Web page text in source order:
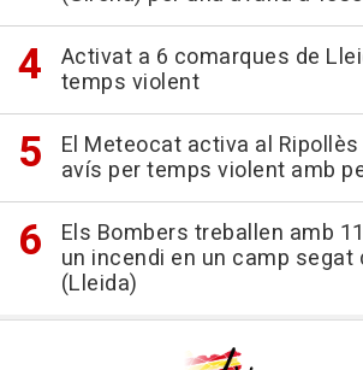
Activat a 6 comarques de
temps violent
El Meteocat activa al
avís per temps violent amb
Els Bombers treballen amb
un incendi en un camp segat
(Lleida)